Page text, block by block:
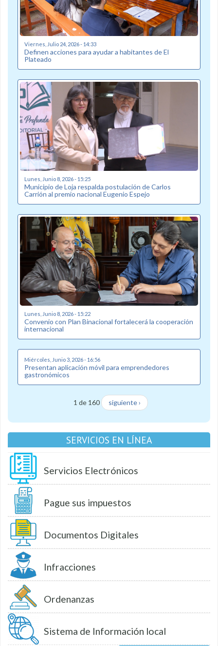
Viernes, Julio 24, 2026 - 14:33
Definen acciones para ayudar a habitantes de El
Plateado
Lunes, Junio 8, 2026 - 15:25
Municipio de Loja respalda postulación de Carlos
Carrión al premio nacional Eugenio Espejo
Lunes, Junio 8, 2026 - 15:22
Convenio con Plan Binacional fortalecerá la cooperación
internacional
Miércoles, Junio 3, 2026 - 16:56
Presentan aplicación móvil para emprendedores
gastronómicos
1 de 160 siguiente ›
SERVICIOS EN LÍNEA
Servicios Electrónicos
Pague sus impuestos
Documentos Digitales
Infracciones
Ordenanzas
Sistema de Información local